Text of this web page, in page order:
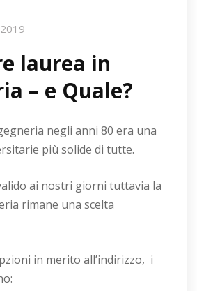
laurea in
– e Quale?
negli anni 80 era una
più solide di tutte.
ai nostri giorni tuttavia la
rimane una scelta
in merito all’indirizzo, i